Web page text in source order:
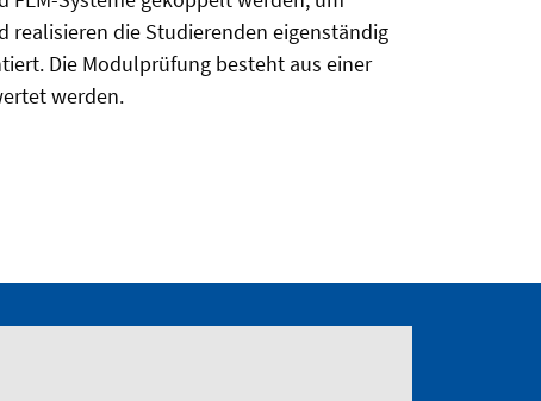
realisieren die Studierenden eigenständig
Die Modulprüfung besteht aus einer
werden.